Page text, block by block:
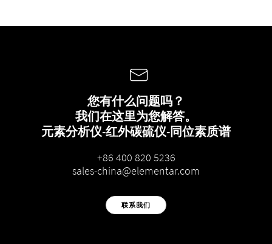
您有什么问题吗？
我们在这里为您解答。
元素分析仪-红外碳硫仪-同位素质谱
+86 400 820 5236
sales-china@elementar.com
联系我们